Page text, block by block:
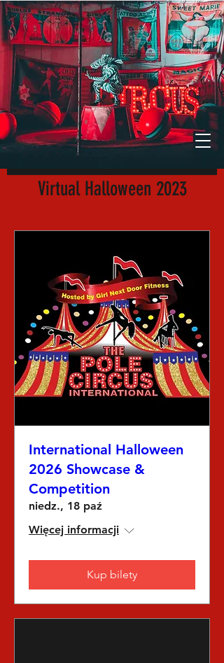
Virtual Halloween 2023
International Halloween
2026 Showcase &
Competition
niedz., 18 paź
Więcej informacji
Kup bilety